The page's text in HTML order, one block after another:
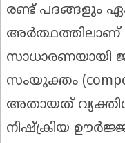
രണ്ട് പദങ്ങളും
അർത്ഥത്തിലാണ്
സാധാരണയായി
സംയുക്തം
അതായത്
നിഷ്ക്രിയ